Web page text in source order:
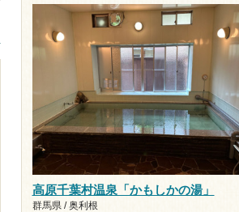
高原千葉村温泉「かもしかの湯」
群馬県 / 奥利根